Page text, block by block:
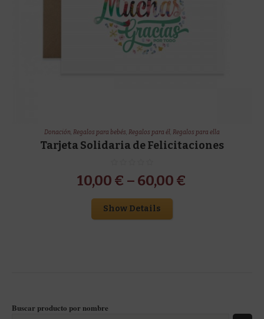
Donación, Regalos para bebés, Regalos para él, Regalos para ella
Tarjeta Solidaria de Felicitaciones
10,00 € – 60,00 €
Show Details
Buscar producto por nombre